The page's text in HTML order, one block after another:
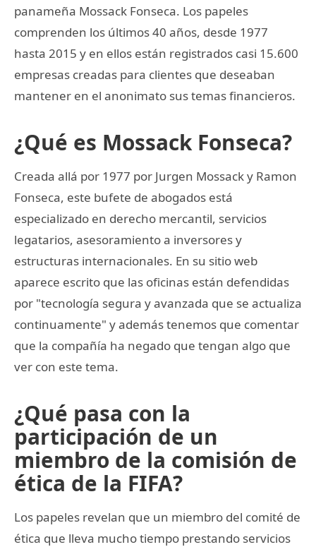
panameña Mossack Fonseca. Los papeles
comprenden los últimos 40 años, desde 1977
hasta 2015 y en ellos están registrados casi 15.600
empresas creadas para clientes que deseaban
mantener en el anonimato sus temas financieros.
¿Qué es Mossack Fonseca?
Creada allá por 1977 por Jurgen Mossack y Ramon
Fonseca, este bufete de abogados está
especializado en derecho mercantil, servicios
legatarios, asesoramiento a inversores y
estructuras internacionales. En su sitio web
aparece escrito que las oficinas están defendidas
por "tecnología segura y avanzada que se actualiza
continuamente" y además tenemos que comentar
que la compañía ha negado que tengan algo que
ver con este tema.
¿Qué pasa con la
participación de un
miembro de la comisión de
ética de la FIFA?
Los papeles revelan que un miembro del comité de
ética que lleva mucho tiempo prestando servicios